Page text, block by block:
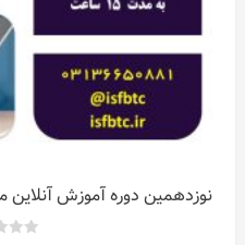
نوزدهمین دوره آموزش آنلاین